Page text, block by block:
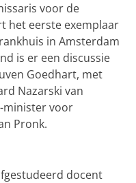
voor de
het eerste exemplaar
in Amsterdam
is er een discussie
Goedhart, met
Nazarski van
minister voor
Pronk.
docent